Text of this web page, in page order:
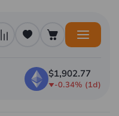
$1,902.77
-0.34% (1d)